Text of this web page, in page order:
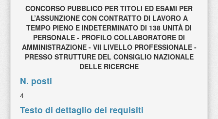
CONCORSO PUBBLICO PER TITOLI ED ESAMI PER
L’ASSUNZIONE CON CONTRATTO DI LAVORO A
TEMPO PIENO E INDETERMINATO DI 138 UNITÀ DI
PERSONALE - PROFILO COLLABORATORE DI
AMMINISTRAZIONE - VII LIVELLO PROFESSIONALE -
PRESSO STRUTTURE DEL CONSIGLIO NAZIONALE
DELLE RICERCHE
N. posti
4
Testo di dettaglio dei requisiti